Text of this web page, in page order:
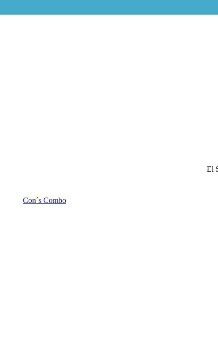
El
Con´s Combo